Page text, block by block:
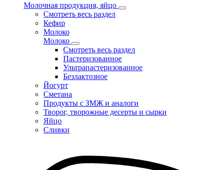
Молочная продукция, яйцо
Смотреть весь раздел
Кефир
Молоко
Молоко
Смотреть весь раздел
Пастеризованное
Ультрапастеризованное
Безлактозное
Йогурт
Сметана
Продукты с ЗМЖ и аналоги
Творог, творожные десерты и сырки
Яйцо
Сливки